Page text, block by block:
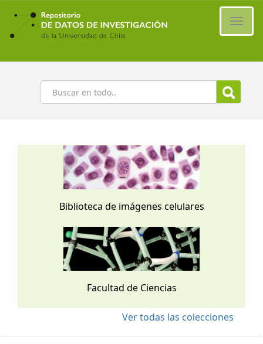
Ir
contenido
principal
Buscar
Biblioteca de imágenes celulares
Facultad de Ciencias
Ver todas las colecciones